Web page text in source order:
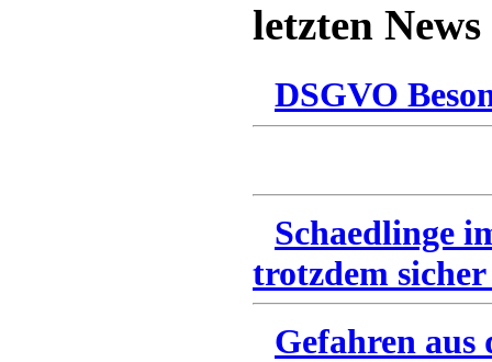
letzten News
DSGVO
Schaedlinge
trotzdem
Gefahren